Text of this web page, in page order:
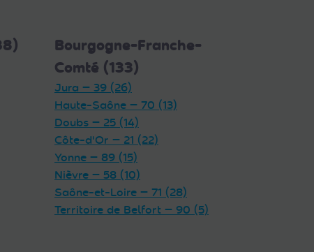
Bourgogne-Franche-
Comté (133)
Jura — 39 (26)
Haute-Saône — 70 (13)
Doubs — 25 (14)
Côte-d'Or — 21 (22)
Yonne — 89 (15)
Nièvre — 58 (10)
Saône-et-Loire — 71 (28)
Territoire de Belfort — 90 (5)